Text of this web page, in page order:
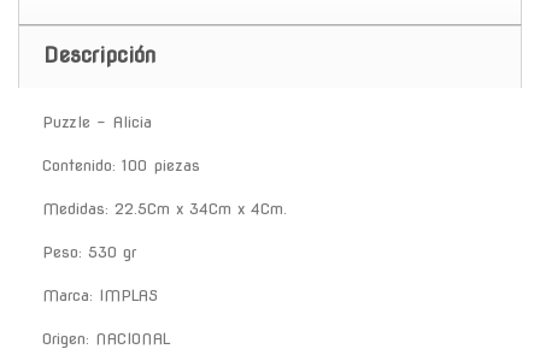
Descripción
Puzzle - Alicia
Contenido: 100 piezas
Medidas: 22.5Cm x 34Cm x 4Cm.
Peso: 530 gr
Marca: IMPLAS
Origen: NACIONAL